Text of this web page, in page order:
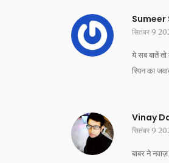
Sumeer
सितंबर 9
ये सब बातें
स्पिन का
Vinay
सितंबर 9
बाबर ने